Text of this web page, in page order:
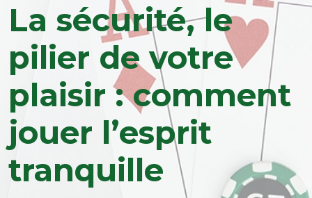
La sécurité, le
pilier de votre
plaisir : comment
jouer l’esprit
tranquille